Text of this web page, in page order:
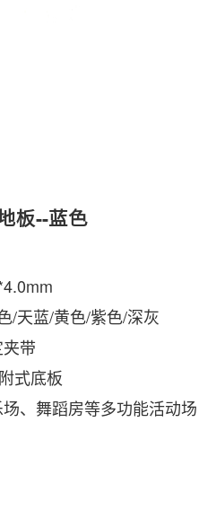
板--蓝色
/天蓝/黄色/紫色/深灰
带
式底板
、舞蹈房等多功能活动场